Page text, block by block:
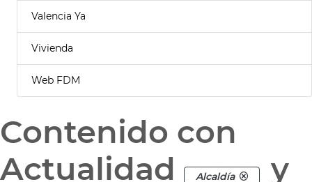
Valencia Ya
Vivienda
Web FDM
Contenido con
Actualidad
Alcaldía
y